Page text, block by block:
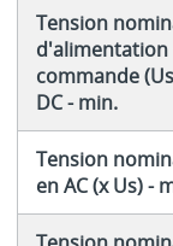
Tension
d'alimentation
commande
DC - min.
Tension
en AC (x Us) -